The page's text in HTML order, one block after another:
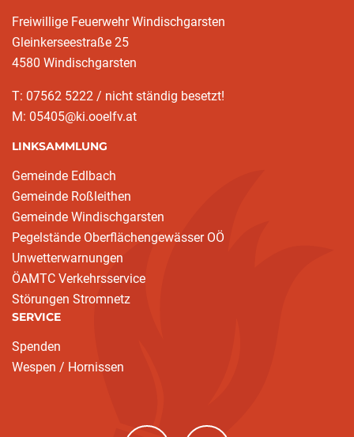
Freiwillige Feuerwehr Windischgarsten
Gleinkerseestraße 25
4580 Windischgarsten
T: 07562 5222 / nicht ständig besetzt!
M: 05405@ki.ooelfv.at
LINKSAMMLUNG
Gemeinde Edlbach
Gemeinde Roßleithen
Gemeinde Windischgarsten
Pegelstände Oberflächengewässer OÖ
Unwetterwarnungen
ÖAMTC Verkehrsservice
Störungen Stromnetz
SERVICE
Spenden
Wespen / Hornissen